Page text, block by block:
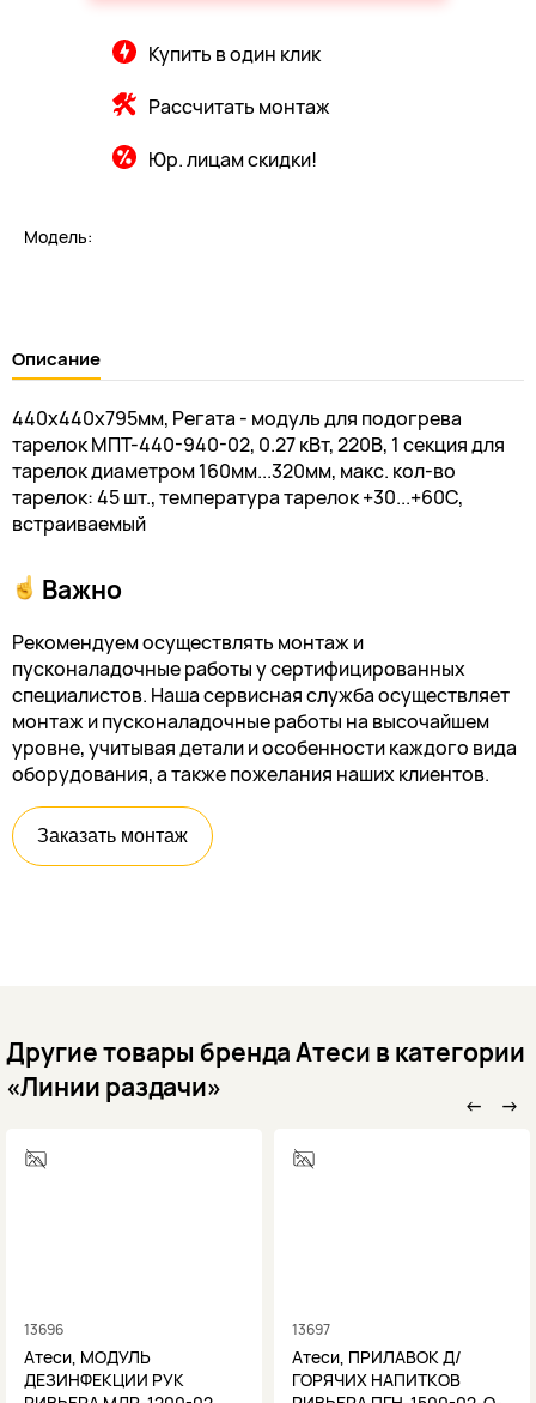
Модель:
Купить в один клик
Рассчитать монтаж
Юр. лицам скидки!
Описание
440х440х795мм, Регата - модуль для подогрева
тарелок МПТ-440-940-02, 0.27 кВт, 220В, 1 секция для
тарелок диаметром 160мм...320мм, макс. кол-во
тарелок: 45 шт., температура тарелок +30...+60C,
встраиваемый
Важно
Рекомендуем осуществлять монтаж и
пусконаладочные работы у сертифицированных
специалистов. Наша сервисная служба осуществляет
монтаж и пусконаладочные работы на высочайшем
уровне, учитывая детали и особенности каждого вида
оборудования, а также пожелания наших клиентов.
Заказать монтаж
Другие товары бренда Атеси в категории
«Линии раздачи»
←
13696
Атеси, МОДУЛЬ
ДЕЗИНФЕКЦИИ РУК
13697
Атеси, ПРИЛАВОК Д/
ГОРЯЧИХ НАПИТКОВ
→